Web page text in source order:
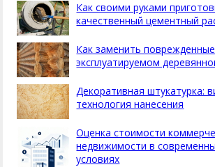
Как своими руками
качественный цементный
Как заменить
эксплуатируемом
Декоративная штукатурка:
технология нанесения
Оценка стоимости
недвижимости в
условиях